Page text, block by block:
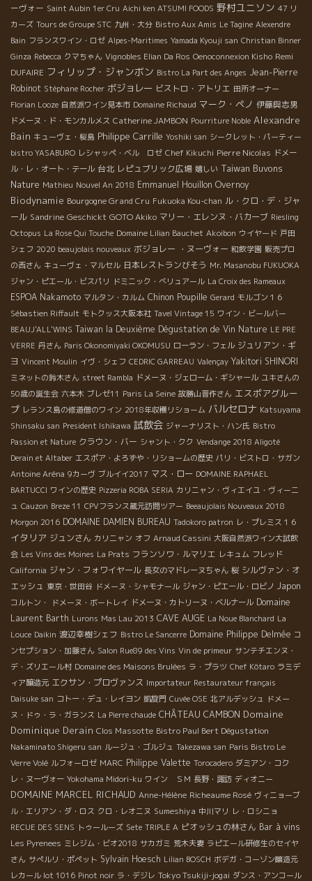
ーヴォー Saint Aubin 1er Cru Aichi ken ATSUMI FOODS 野村ユニソン 47 リ
カーズ Tours de Groupe STC 九州・大分 Bistro Aux Amis Le Tagine Alexendre
Bain フランスワイン・ロゼ Alpes-Maritimes Yamada Kyouji san Christian Binner
Ginza Rebecca クマちゃん Vignobles Elian Da Ros Oenoconnexion Kisho Remi
DUFAIRE フィリップ・ジャンボン Bistro La Part des Anges Jean-Pierre
Robinot Stéphane Rocher ボジョレー ビストロ・アトリエ 田所オーナー
Florian Looze 自然派ワイン見本市 Domaine Richaud マーク・ペノ 伊藤與志男
ドメーヌ・ド・モンカルメス Catherine JAMBON Pourriture Noble Alexandre
Bain キューヴェ・桜島 Philippe Carrille Yoshiki san シークレット・パーティー
bistro YASABURO レシャッペ・ベル ロゼ Chef Kikuchi Pierre Nicolas ドメー
ル・レ・オート・テール 台北 レピュブリック広場 嬉しい Taiwan Buvons
Nature Mathieu Nouvel An 2018 Emmanuel Houillon Overnoy
Biodynamie Bourgogne Grand Cru Fukuoka Kou-chan ル・クロ・デ・ジャ
ール Sandrine Geschickt GOTO Akiko マリー・エレンヌ・バカーブ Riesling
Octopus La Rose Qui Touche Domaine Lilian Bauchet Akoibon ウイヤード 戸田
シェフ 2020 beaujolais nouveaux ボジョレー ・ヌーヴォー 和飲学園 販売プロ
の西さん キューヴェ・マルセル 日本レストランびそう Mr. Masanobu FUKUOKA
ジャン・ピエール・ビスパリ ドミニック・べリュアール La Croix des Rameaux
ESPOA Nakamoto マルタン・カルム Chinon Poupille Gerard モルゴン１６
Sébastien Riffault モトクッス大阪本社 Tavel Vintage 15 ワイン・ビールバー
BEAUJ'ALL'WINS Taiwan la Deuxième Dégustation de Vin Nature LE PRE
VERRE 丹さん Paris Okonomiyaki OKOMUSU ローラン・フェル ジュリアン・ギ
ヨ Vincent Moulin イヴ・シェフ CEDRIC GARREAU Valençay Yakitori SHINORI
ミネットの鈴木さん street Rambla ドメーヌ・ジェローム・ギシャール ユキさんの
50歳の誕生会 六本木 ブレゼ11 Paris La Seine 故勝山晋作さん エスポアグルー
プ レランス島の修道僧のワイン 2018年収穫リショーム バルセロナ Katsuyama
Shinsaku san President Ishikawa 試飲会 ジャーナリスト・ハン氏 Bistro
Passion et Nature クラウン・バー シャント・クク Vendange 2018 Aligoté
Derain et Altaber エスポア・よろずや・リショームの歴史 パリ・ビストロ・サガン
Antoine Aréna 9カーヴ ブルイイ2017 マス・ロー DOMAINE RAPHAEL
BARTUCCI ワインの歴史 Pizzeria ROBA SERIA カリニャン・ヴィエイユ・ヴィーニ
ュ Cauzon Breze 11 CPVフランス蔵元訪問ツアー Beeaujolais Nouveaux 2018
Morgon 2016 DOMAINE DAMIEN BUREAU Tadokoro patron レ・プレミス１６
イタリア ジュンさん カリニャン オフ Arnaud Cassini 大阪自然派ワイン大試飲
会 Les Vins des Moines La Prats フランソワ・ルマリエ レキュム フレッド
California ジャン・フォワイヤール 長女のマドレーヌちゃん 桜 シルヴァン・オ
エッシュ 東京・世田谷 ドメーヌ・シャモナール ジャン・ピエール・ロビノ Japon
コルトン・ ドメーヌ・ボートレイ ドメーヌ・カトリーヌ・ベルナール Domaine
Laurent Barth Lurons Mas Lau 2013 CAVE AUGE La Noue Blanchard La
Louce Daikin 渡辺幸樹シェフ Bistro Le Sancerre Domaine Philippe Delmée コ
ンセプション・加藤さん Salon Rue89 des Vins Vin de primeur サンテチエンヌ・
デ・ズリエール村 Domaine des Maisons Brulées ラ・プラツ Chef Kôtaro ラミデ
ィア醸造元 エクサン・プロヴァンス Importateur Restaurateur français
Daisuke san コトー・デュ・レイヨン 凱旋門 Cuvée OSE 北アルデッシュ ドメー
ヌ・ドゥ・ラ・ガランス La Pierre chaude CHÂTEAU CAMBON Domaine
Dominique Derain Clos Massotte Bistro Paul Bert Dégustation
Nakaminato Shigeru san ルージュ・ゴルジュ Takezawa san Paris Bistro Le
Verre Volé ルフォーロゼ MARC Philippe Valette Torocadero ダミアン・コク
レ・ヌーヴォー Yokohama Midori-ku ワイン ＳＭ 長野・諏訪 ディオニー
DOMAINE MARCEL RICHAUD Anne-Hélène Richeaume Rosé ヴィニョーブ
ル・エリアン・ダ・ロス クロ・レオニヌ Sumeshiya 中川マリ レ・ロシニョ
RECUE DES SENS トゥールーズ Sete TRIPLE A ピオッシュの林さん Bar à vins
Les Pyrenees ミレジム・ビオ2018 サカガミ 荒木夫妻 ラピエール研修生のセイヤ
さん サぺルリ・ポペット Sylvain Hoesch Lilian BOSCH ボデガ・コーゾン醸造元
レカール lot 1016 Pinot noir ラ・デジレ Tokyo Tsukiji-jogai ダンス・アンコール